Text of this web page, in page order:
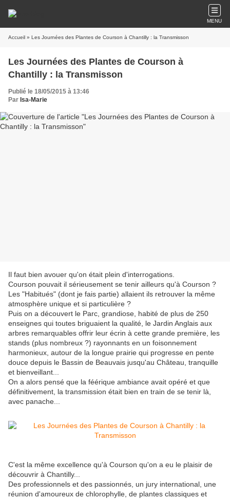
MENU
Accueil » Les Journées des Plantes de Courson à Chantilly : la Transmisson
Les Journées des Plantes de Courson à
Chantilly : la Transmisson
Publié le 18/05/2015 à 13:46
Par Isa-Marie
Il faut bien avouer qu'on était plein d'interrogations.
Courson pouvait il sérieusement se tenir ailleurs qu'à Courson ?
Les "Habitués" (dont je fais partie) allaient ils retrouver la même
atmosphère unique et si particulière ?
Puis on a découvert le Parc, grandiose, habité de plus de 250
enseignes qui toutes briguaient la qualité, le Jardin Anglais aux
arbres remarquables offrir leur écrin à cette grande première, les
stands (plus nombreux ?) rayonnants en un foisonnement
harmonieux, autour de la longue prairie qui progresse en pente
douce depuis le Bassin de Beauvais jusqu'au Château, tranquille
et bienveillant...
On a alors pensé que la féérique ambiance avait opéré et que
définitivement, la transmission était bien en train de se tenir là,
avec panache...
C'est la même excellence qu'à Courson qu'on a eu le plaisir de
découvrir à Chantilly...
Des professionnels et des passionnés, un jury international, une
réunion d'amoureux de chlorophylle, de plantes classiques et